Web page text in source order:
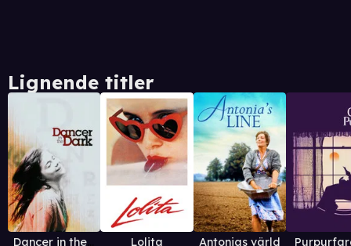
Lignende titler
Dancer in the Dark Lolita Antonias värld